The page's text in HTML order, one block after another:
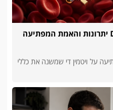
הורמון בתחפושת: ויטמין D יתרונות והאמת המפתיעה
על ויטמין די שמשנה את כללי